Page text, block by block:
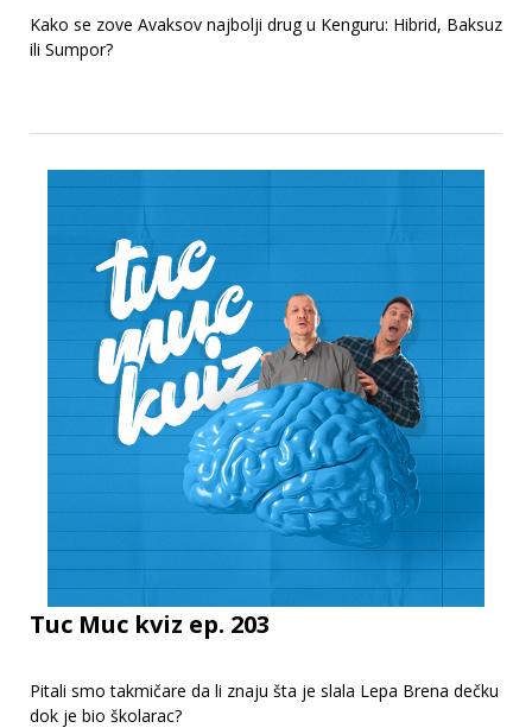
Kako se zove Avaksov najbolji drug u Kenguru: Hibrid, Baksuz
ili Sumpor?
Tuc Muc kviz ep. 203
Pitali smo takmičare da li znaju šta je slala Lepa Brena dečku
dok je bio školarac?